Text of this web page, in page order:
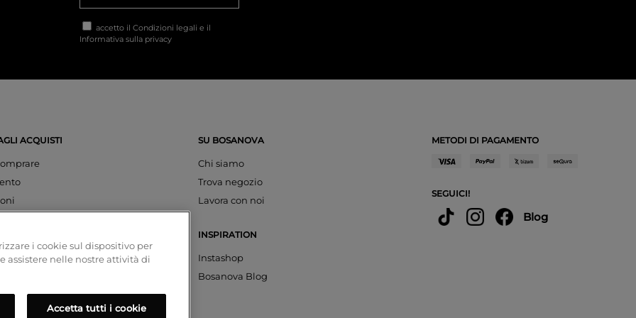
accetto il Condizioni legali e il
Informativa sulla privacy
ACQUISTI SU BOSANOVA
Chi siamo
Trova negozio
Lavora con noi
INSPIRATION
Instashop
Bosanova Blog
METODI DI PAGAMENTO
SEGUICI!
Blog
i cookie sul dispositivo per
assistere nelle nostre attività di
Accetta tutti i cookie